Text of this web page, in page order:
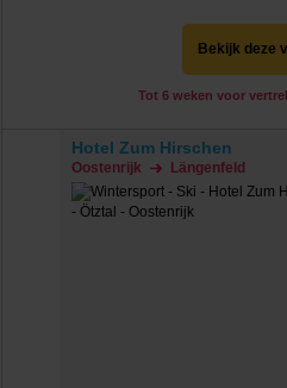
Bekijk deze
Tot 6 weken voor
Hotel Zum Hirschen
Oostenrijk Längenfeld